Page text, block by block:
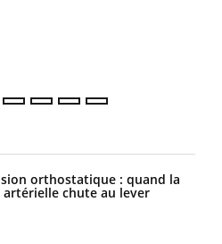
orthostatique : quand la
artérielle chute au lever